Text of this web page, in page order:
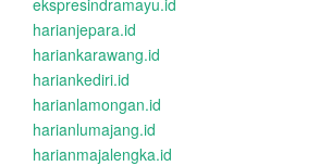
ekspresindramayu.id
harianjepara.id
hariankarawang.id
hariankediri.id
harianlamongan.id
harianlumajang.id
harianmajalengka.id